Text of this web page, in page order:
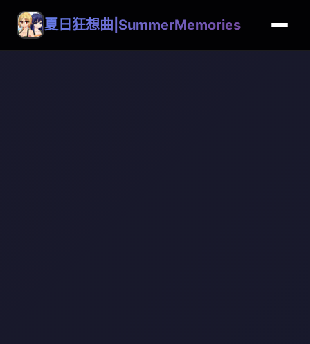
夏日狂想曲|SummerMemories